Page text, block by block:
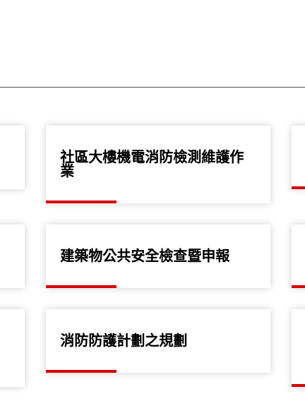
社區大樓機電消防檢測維護作
業
建築物公共安全檢查暨申報
消防防護計劃之規劃